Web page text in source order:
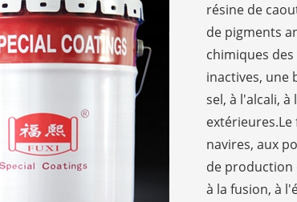
résine de
de pigments
chimiques
inactives, une
sel, à l'alcali,
navires, aux
de production
à la fusion, à